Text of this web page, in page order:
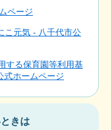
ページ
元気 - 八千代市公
する保育園等利用基
式ホームページ
きは